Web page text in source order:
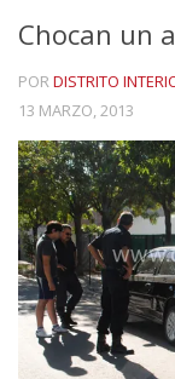
Chocan un
PORDISTRITO
13 MARZO, 2013